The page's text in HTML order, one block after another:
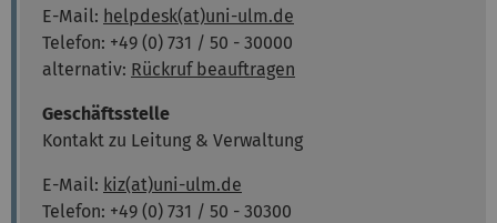
E-Mail: helpdesk(at)uni-ulm.de
Telefon: +49 (0) 731 / 50 - 30000
alternativ: Rückruf beauftragen
Geschäftsstelle
Kontakt zu Leitung & Verwaltung
E-Mail: kiz(at)uni-ulm.de
Telefon: +49 (0) 731 / 50 - 30300